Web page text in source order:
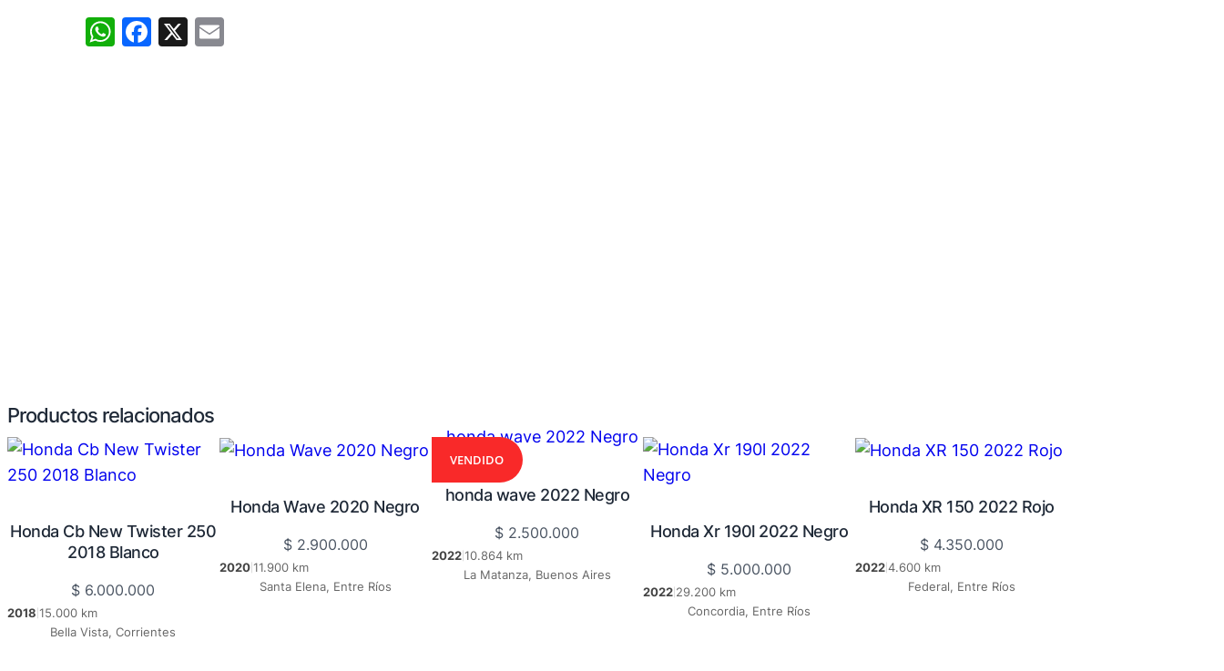
WhatsApp
Facebook
X
Productos relacionados
Honda Cb New Twister 250
2018 Blanco
$ 6.000.000
2018 15.000 km
Bella Vista, Corrientes
Honda Wave 2020 Negro
$2.900.000
2020| 11.900 km
Santa Elena, Entre Ríos
VENDIDO
honda wave 2022 Negro
$ 2.500.000
2022| 10.864 km
La Matanza, Buenos Aires
Honda Xr 190l 2022 Negro
$ 5.000.000
2022 29.200 km
Concordia, Entre Ríos
Honda XR 150 2022 Rojo
$4.350.000
2022 |4.600 km
Federal, Entre Ríos